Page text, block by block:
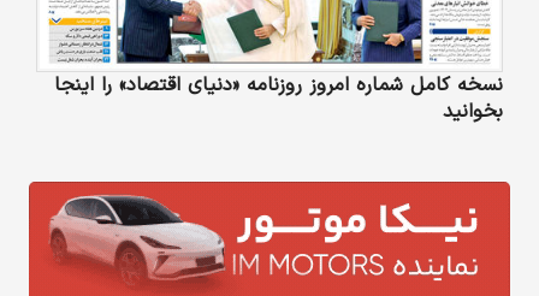
نسخه کامل شماره امروز روزنامه «دنیای‌ اقتصاد» را اینجا
بخوانید